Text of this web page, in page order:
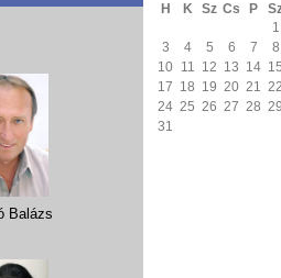
Balázs
H K Sz Cs P
1
3
4 5 6 7 8
10 11 12 13 14 15
17 18 19 20 21 22
24 25 26 27 28 29
31